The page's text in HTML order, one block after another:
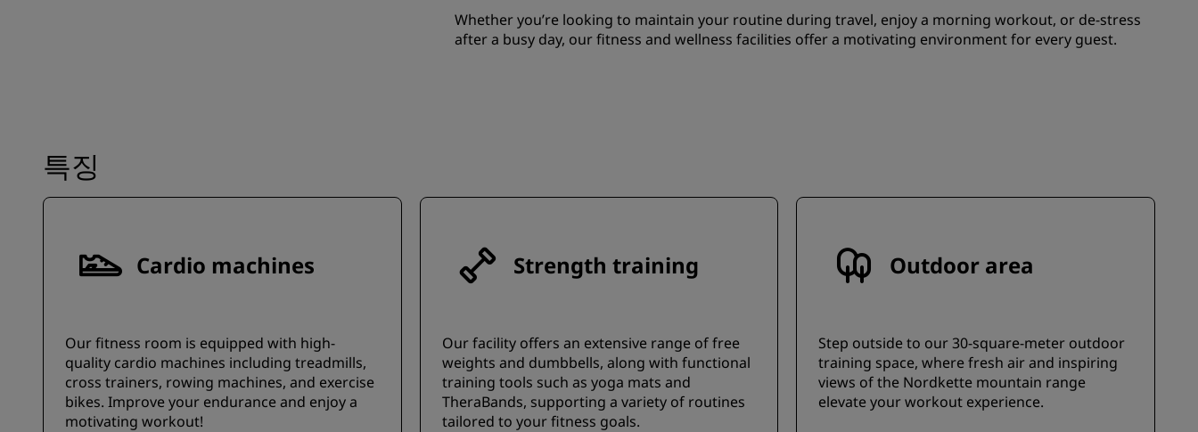
Whether you’re looking to maintain your routine during travel, enjoy a morning workout, or de-stress
after a busy day, our fitness and wellness facilities offer a motivating environment for every guest.
특징
Cardio machines
Our fitness room is equipped with high-
quality cardio machines including treadmills,
cross trainers, rowing machines, and exercise
bikes. Improve your endurance and enjoy a
motivating workout!
Strength training
Our facility offers an extensive range of free
weights and dumbbells, along with functional
training tools such as yoga mats and
TheraBands, supporting a variety of routines
tailored to your fitness goals.
Outdoor area
Step outside to our 30-square-meter outdoor
training space, where fresh air and inspiring
views of the Nordkette mountain range
elevate your workout experience.